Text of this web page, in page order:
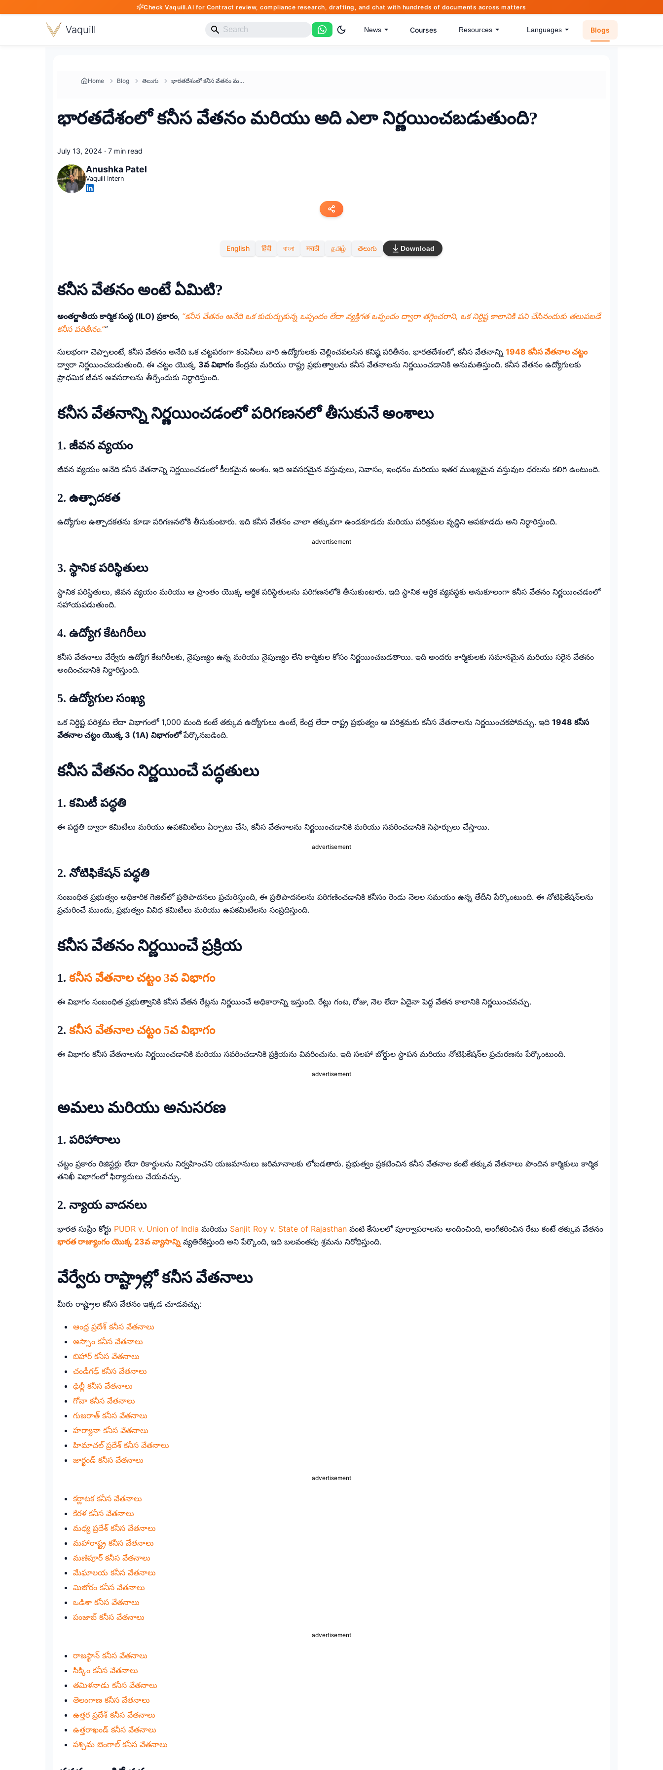
Check Vaquill.AI for Contract review, compliance research, drafting, and chat with hundreds of documents across matters
Vaquill News Courses Resources Languages Blogs
Home Blog తెలుగు భారతదేశంలో కనీస వేతనం మరియు అద...
భారతదేశంలో కనీస వేతనం మరియు అది ఎలా నిర్ణయించబడుతుంది?
July 13, 2024 · 7 min read
Anushka Patel
Vaquill Intern
Email
English हिंदी বাংলা मराठी தமிழ் తెలుగు Download
కనీస వేతనం అంటే ఏమిటి?
అంతర్జాతీయ కార్మిక సంస్థ (ILO) ప్రకారం, “కనీస వేతనం అనేది ఒక కుదుర్చుకున్న ఒప్పందం లేదా వ్యక్తిగత ఒప్పందం ద్వారా తగ్గించరాని, ఒక నిర్దిష్ట కాలానికి పని చేసినందుకు తలుపబడే
కనీస పరితీనం.””
సులభంగా చెప్పాలంటే, కనీస వేతనం అనేది ఒక చట్టపరంగా కంపెనీలు వారి ఉద్యోగులకు చెల్లించవలసిన కనిష్ఠ పరితీనం. భారతదేశంలో, కనీస వేతనాన్ని 1948 కనీస వేతనాల చట్టం
ద్వారా నిర్ణయించబడుతుంది. ఈ చట్టం యొక్క 3వ విభాగంకేంద్రమ మరియు రాష్ట్ర ప్రభుత్వాలను కనీస వేతనాలను నిర్ణయించడానికి అనుమతిస్తుంది. కనీస వేతనం ఉద్యోగులకు
ప్రాధమిక జీవన అవసరాలను తీర్చేందుకు నిర్ధారిస్తుంది.
కనీస వేతనాన్ని నిర్ణయించడంలో పరిగణనలో తీసుకునే అంశాలు
1. జీవన వ్యయం
జీవన వ్యయం అనేది కనీస వేతనాన్ని నిర్ణయించడంలో కీలకమైన అంశం. ఇది అవసరమైన వస్తువులు, నివాసం, ఇంధనం మరియు ఇతర ముఖ్యమైన వస్తువుల ధరలను కలిగి ఉంటుంది.
2. ఉత్పాదకత
ఉద్యోగుల ఉత్పాదకతను కూడా పరిగణనలోకి తీసుకుంటారు. ఇది కనీస వేతనం చాలా తక్కువగా ఉండకూడదు మరియు పరిశ్రమల వృద్ధిని ఆపకూడదు అని నిర్ధారిస్తుంది.
advertisement
3. స్థానిక పరిస్థితులు
స్థానిక పరిస్థితులు, జీవన వ్యయం మరియు ఆ ప్రాంతం యొక్క ఆర్థిక పరిస్థితులను పరిగణనలోకి తీసుకుంటారు. ఇది స్థానిక ఆర్థిక వ్యవస్థకు అనుకూలంగా కనీస వేతనం నిర్ణయించడంలో
సహాయపడుతుంది.
4. ఉద్యోగ కేటగిరీలు
కనీస వేతనాలు వేర్వేరు ఉద్యోగ కేటగిరీలకు, నైపుణ్యం ఉన్న మరియు నైపుణ్యం లేని కార్మికుల కోసం నిర్ణయించబడతాయి. ఇది అందరు కార్మికులకు సమానమైన మరియు సరైన వేతనం
అందించడానికి నిర్ధారిస్తుంది.
5. ఉద్యోగుల సంఖ్య
ఒక నిర్దిష్ట పరిశ్రమ లేదా విభాగంలో 1,000 మంది కంటే తక్కువ ఉద్యోగులు ఉంటే, కేంద్ర లేదా రాష్ట్ర ప్రభుత్వం ఆ పరిశ్రమకు కనీస వేతనాలను నిర్ణయించకపోవచ్చు. ఇది 1948 కనీస
వేతనాల చట్టం యొక్క 3 (1A) విభాగంలోపేర్కొనబడింది.
కనీస వేతనం నిర్ణయించే పద్ధతులు
1. కమిటీ పద్ధతి
ఈ పద్ధతి ద్వారా కమిటీలు మరియు ఉపకమిటీలు ఏర్పాటు చేసి, కనీస వేతనాలను నిర్ణయించడానికి మరియు సవరించడానికి సిఫార్సులు చేస్తాయి.
advertisement
2. నోటిఫికేషన్ పద్ధతి
సంబంధిత ప్రభుత్వం అధికారిక గెజిట్‌లో ప్రతిపాదనలు ప్రచురిస్తుంది, ఈ ప్రతిపాదనలను పరిగణించడానికి కనీసం రెండు నెలల సమయం ఉన్న తేదీని పేర్కొంటుంది. ఈ నోటిఫికేషన్‌లను
ప్రచురించే ముందు, ప్రభుత్వం వివిధ కమిటీలు మరియు ఉపకమిటీలను సంప్రదిస్తుంది.
కనీస వేతనం నిర్ణయించే ప్రక్రియ
1. కనీస వేతనాల చట్టం 3వ విభాగం
ఈ విభాగం సంబంధిత ప్రభుత్వానికి కనీస వేతన రేట్లను నిర్ణయించే అధికారాన్ని ఇస్తుంది. రేట్లు గంట, రోజు, నెల లేదా ఏదైనా పెద్ద వేతన కాలానికి నిర్ణయించవచ్చు.
2. కనీస వేతనాల చట్టం 5వ విభాగం
ఈ విభాగం కనీస వేతనాలను నిర్ణయించడానికి మరియు సవరించడానికి ప్రక్రియను వివరించును. ఇది సలహా బోర్డుల స్థాపన మరియు నోటిఫికేషన్‌ల ప్రచురణను పేర్కొంటుంది.
advertisement
అమలు మరియు అనుసరణ
1. పరిహారాలు
చట్టం ప్రకారం రిజిస్టర్లు లేదా రికార్డులను నిర్వహించని యజమానులు జరిమానాలకు లోబడతారు. ప్రభుత్వం ప్రకటించిన కనీస వేతనాల కంటే తక్కువ వేతనాలు పొందిన కార్మికులు కార్మిక
తనిఖీ విభాగంలో ఫిర్యాదులు చేయవచ్చు.
2. న్యాయ వాదనలు
భారత సుప్రీం కోర్టు PUDR v. Union of India మరియు Sanjit Roy v. State of Rajasthan వంటి కేసులలో పూర్వాపరాలను అందించింది, అంగీకరించిన రేటు కంటే తక్కువ వేతనం
భారత రాజ్యాంగం యొక్క 23వ వ్యాసాన్ని వ్యతిరేకిస్తుంది అని పేర్కొంది, ఇది బలవంతపు శ్రమను నిరోధిస్తుంది.
వేర్వేరు రాష్ట్రాల్లో కనీస వేతనాలు
మీరు రాష్ట్రాల కనీస వేతనం ఇక్కడ చూడవచ్చు:
ఆంధ్ర ప్రదేశ్ కనీస వేతనాలు
అస్సాం కనీస వేతనాలు
బిహార్ కనీస వేతనాలు
చండీగఢ్ కనీస వేతనాలు
ఢిల్లీ కనీస వేతనాలు
గోవా కనీస వేతనాలు
గుజరాత్ కనీస వేతనాలు
హర్యానా కనీస వేతనాలు
హిమాచల్ ప్రదేశ్ కనీస వేతనాలు
జార్ఖండ్ కనీస వేతనాలు
advertisement
కర్ణాటక కనీస వేతనాలు
కేరళ కనీస వేతనాలు
మధ్య ప్రదేశ్ కనీస వేతనాలు
మహారాష్ట్ర కనీస వేతనాలు
మణిపూర్ కనీస వేతనాలు
మేఘాలయ కనీస వేతనాలు
మిజోరం కనీస వేతనాలు
ఒడిశా కనీస వేతనాలు
పంజాబ్ కనీస వేతనాలు
advertisement
రాజస్థాన్ కనీస వేతనాలు
సిక్కిం కనీస వేతనాలు
తమిళనాడు కనీస వేతనాలు
తెలంగాణ కనీస వేతనాలు
ఉత్తర ప్రదేశ్ కనీస వేతనాలు
ఉత్తరాఖండ్ కనీస వేతనాలు
పశ్చిమ బెంగాల్ కనీస వేతనాలు